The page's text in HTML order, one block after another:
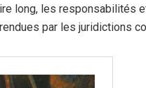
long, les responsabilités
par les juridictions